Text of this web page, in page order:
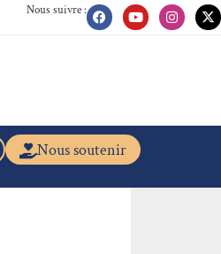
Nous suivre :
Nous soutenir